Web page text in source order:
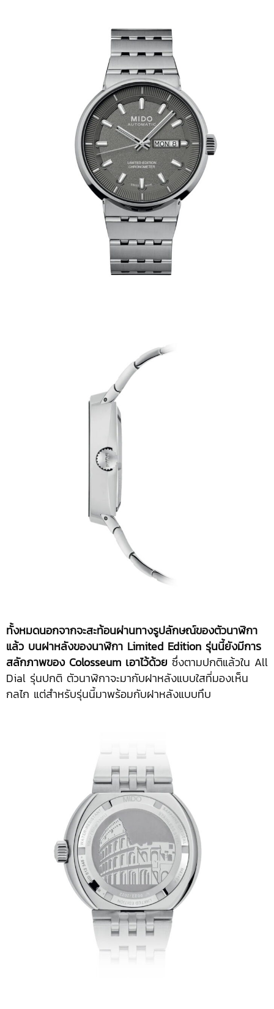
ทั้งหมดนอกจากจะสะท้อนผ่านทางรูปลักษณ์ของตัวนาฬิกา
แล้ว บนฝาหลังของนาฬิกา Limited Edition รุ่นนี้ยังมีการ
สลักภาพของ Colosseum เอาไว้ด้วย ซึ่งตามปกติแล้วใน All
Dial รุ่นปกติ ตัวนาฬิกาจะมากับฝาหลังแบบใสที่มองเห็น
กลไก แต่สำหรับรุ่นนี้มาพร้อมกับฝาหลังแบบทึบ